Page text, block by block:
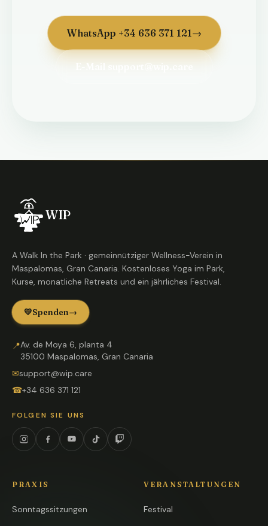
WhatsApp +34 636 371 121→
WIP
A Walk In the Park · gemeinnütziger Wellness-Verein in
Maspalomas, Gran Canaria. Kostenloses Yoga im Park,
Kurse, monatliche Retreats und ein jährliches Festival.
💛Spenden→
📍Av. de Moya 6, planta 4
35100 Maspalomas, Gran Canaria
✉support@wip.care
☎+34 636 371 121
FOLGEN SIE UNS
InstagramFacebookYouTubeTikTokTwitch
PRAXIS
Sonntagssitzungen
VERANSTALTUNGEN
Festival